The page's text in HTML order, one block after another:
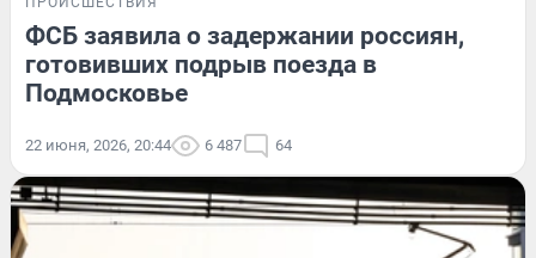
ФСБ заявила о задержании россиян,
готовивших подрыв поезда в
Подмосковье
22 июня, 2026, 20:44 6 487 64